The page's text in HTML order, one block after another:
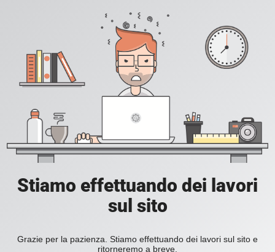
Stiamo effettuando dei lavori
sul sito
Grazie per la pazienza. Stiamo effettuando dei lavori sul sito e
ritorneremo a breve.